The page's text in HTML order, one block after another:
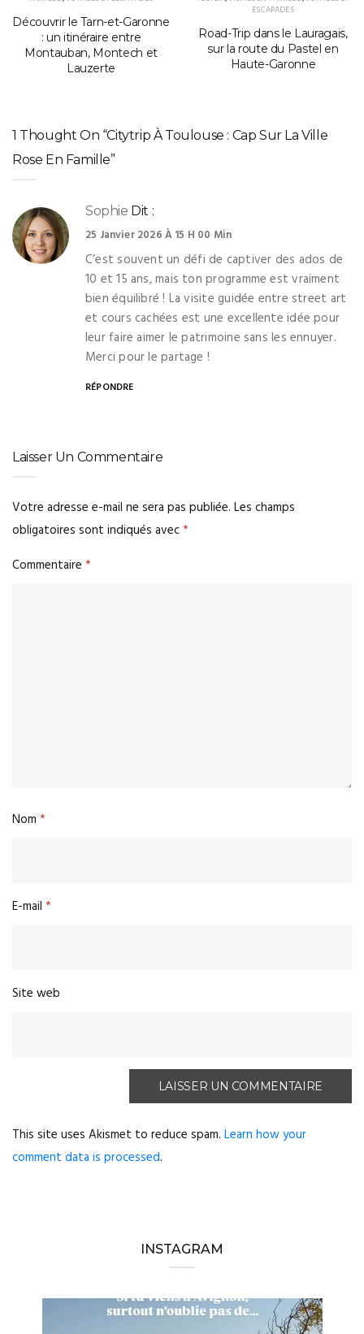
Découvrir le Tarn-et-Garonne
: un itinéraire entre
Montauban, Montech et
Lauzerte
ESCAPADES
Road-Trip dans le Lauragais,
sur la route du Pastel en
Haute-Garonne
1 Thought On “Citytrip À Toulouse : Cap Sur La Ville
Rose En Famille”
Sophie Dit :
25 Janvier 2026 À 15 H 00 Min
C’est souvent un défi de captiver des ados de
10 et 15 ans, mais ton programme est vraiment
bien équilibré ! La visite guidée entre street art
et cours cachées est une excellente idée pour
leur faire aimer le patrimoine sans les ennuyer.
Merci pour le partage !
RÉPONDRE
Laisser Un Commentaire
Votre adresse e-mail ne sera pas publiée. Les champs
obligatoires sont indiqués avec*
Commentaire *
Nom *
E-mail *
Site web
This site uses Akismet to reduce spam. Learn how your
comment data is processed.
INSTAGRAM